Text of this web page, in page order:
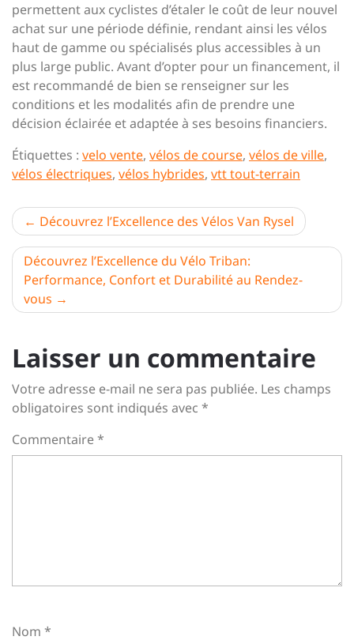
permettent aux cyclistes d’étaler le coût de leur nouvel
achat sur une période définie, rendant ainsi les vélos
haut de gamme ou spécialisés plus accessibles à un
plus large public. Avant d’opter pour un financement, il
est recommandé de bien se renseigner sur les
conditions et les modalités afin de prendre une
décision éclairée et adaptée à ses besoins financiers.
Étiquettes : velo vente, vélos de course, vélos de ville,
vélos électriques, vélos hybrides, vtt tout-terrain
Navigation
de
l’article
Découvrez l’Excellence des Vélos Van Rysel
Découvrez l’Excellence du Vélo Triban:
Performance, Confort et Durabilité au Rendez-
vous
Laisser un commentaire
Votre adresse e-mail ne sera pas publiée. Les champs
obligatoires sont indiqués avec *
Commentaire*
Nom *